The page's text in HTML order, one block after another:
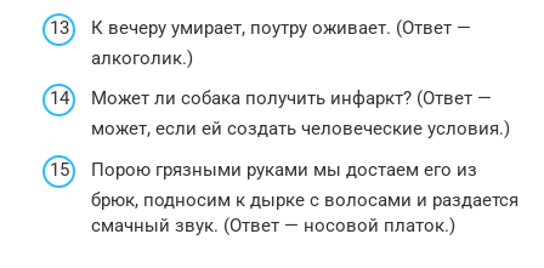
К вечеру умирает, поутру оживает. (Ответ —
алкоголик.)
Может ли собака получить инфаркт? (Ответ —
может, если ей создать человеческие условия.)
Порою грязными руками мы достаем его из
брюк, подносим к дырке с волосами и раздается
смачный звук. (Ответ — носовой платок.)